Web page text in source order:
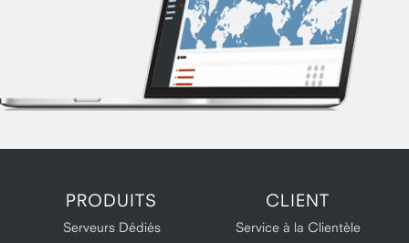
PRODUITS
Serveurs Dédiés
CLIENT
Service à la Clientèle